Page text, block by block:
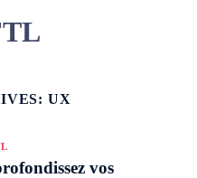
UX
vos